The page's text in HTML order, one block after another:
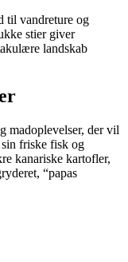
til vandreture og
stier giver
landskab
madoplevelser, der vil
friske fisk og
kanariske kartofler,
“papas